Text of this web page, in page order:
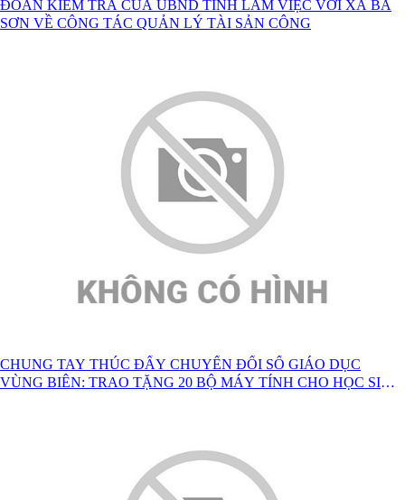
ĐOÀN KIỂM TRA CỦA UBND TỈNH LÀM VIỆC VỚI XÃ BA
SƠN VỀ CÔNG TÁC QUẢN LÝ TÀI SẢN CÔNG
CHUNG TAY THÚC ĐẨY CHUYỂN ĐỔI SỐ GIÁO DỤC
VÙNG BIÊN: TRAO TẶNG 20 BỘ MÁY TÍNH CHO HỌC SINH